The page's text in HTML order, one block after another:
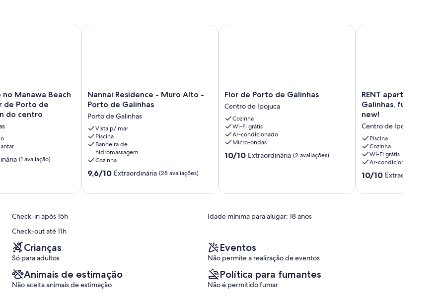
Manawa Beach
de Porto de
do centro
(1 avaliação)
Manawa Beach Flat beira mar de Porto de Galinhas 5 min do centro
Nannai
Residence
Muro
Alto
-
Porto
de
Galinhas
Porto
Galinhas
Nannai Residence - Muro Alto -
Porto de Galinhas
Porto de Galinhas
Vista p/ mar
Piscina
Banheira de
hidromassagem
Cozinha
9.6
9,6/10 Extraordinária (28 avaliações)
Nannai Residence - Muro Alto - Porto de Galinhas
Flor
de
Porto
de
Galinhas
Centro
de
Ipojuca
Flor de Porto de Galinhas
Centro de Ipojuca
Cozinha
Wi-Fi grátis
Ar-condicionado
Micro-ondas
10.0
10/10 Extraordinária (2 avaliações)
Flor de Porto de Galinhas
RENT
apartments
in
de
Galinhas,
fully
equipped
and
new!
de
RENT apartments in
Galinhas, fully
new!
Centro de Ipojuca
Piscina
Cozinha
Wi-Fi grátis
Ar-condicionado
10.0
10,
10/10 Extraordinária
RENT apartments in
Check-in após 15h
Idade mínima para alugar: 18 anos
Check-out até 11h
Crianças
Só para adultos
Eventos
Não permite a realização de eventos
Animais de estimação
Não aceita animais de estimação
Política para fumantes
Não é permitido fumar